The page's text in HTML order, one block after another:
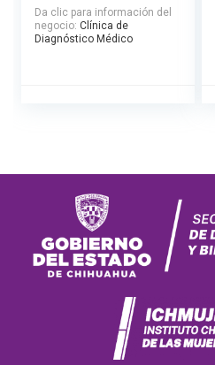
Da clic para información del
negocio: Clínica de
Diagnóstico Médico